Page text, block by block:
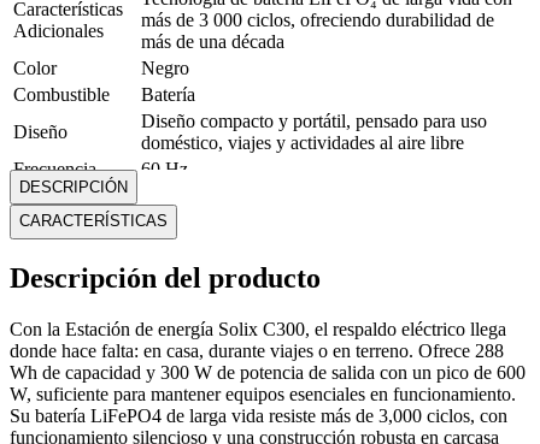
Características
Adicionales
más de 3 000 ciclos, ofreciendo durabilidad de
más de una década
Color
Negro
Combustible
Batería
Diseño
Diseño compacto y portátil, pensado para uso
doméstico, viajes y actividades al aire libre
Frecuencia
60 Hz
Funcion
Garantía
12 Meses
Carcasa externa de plástico robusto con estructura
interna reforzada para proteger los componentes
electrónicos
Medidas
Alto: 24.13 cm; Ancho: 16.51 cm; Profundidad:
16 cm
Modelo
Solix C300
Nivel de Ruido Silencioso
DESCRIPCIÓN
CARACTERÍSTICAS
Descripción del producto
Con la Estación de energía Solix C300, el respaldo eléctrico llega
donde hace falta: en casa, durante viajes o en terreno. Ofrece 288
Wh de capacidad y 300 W de potencia de salida con un pico de 600
W, suficiente para mantener equipos esenciales en funcionamiento.
Su batería LiFePO4 de larga vida resiste más de 3,000 ciclos, con
funcionamiento silencioso y una construcción robusta en carcasa